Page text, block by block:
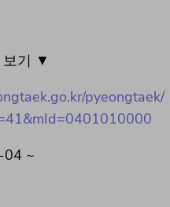
보기 ▼
pyeongtaek/
04 ~